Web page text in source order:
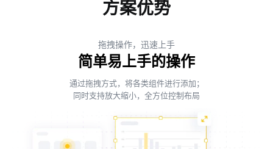
方案优势
拖拽操作，迅速上手
简单易上手的操作
通过拖拽方式，将各类组件进行添加；
同时支持放大缩小，全方位控制布局